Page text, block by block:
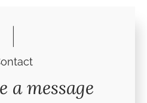
a message